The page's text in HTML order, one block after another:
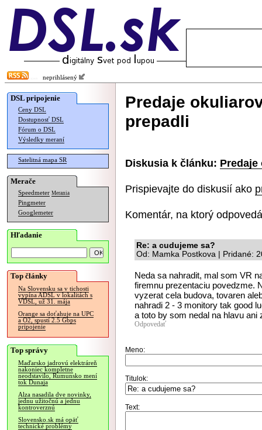
neprihlásený
DSL pripojenie
Ceny DSL
Dostupnosť DSL
Fórum o DSL
Výsledky meraní
Satelitná mapa SR
Merače
Speedmeter Merania
Pingmeter
Googlemeter
Hľadanie
Top články
Na Slovensku sa v tichosti
vypína ADSL v lokalitách s
VDSL, už 31. mája
Orange sa doťahuje na UPC
a O2, spustí 2.5 Gbps
pripojenie
Top správy
Maďarsko jadrovú elektráreň
nakoniec kompletne
neodstavilo, Rumunsko mení
tok Dunaja
Alza nasadila dve novinky,
jednu užitočnú a jednu
kontroverznú
Slovensko.sk má opäť
technické problémy
Predaje
prepadli
Diskusia k článku:
Prispievajte do diskusií ako
Komentár, na ktorý
Re: a cudujeme sa?
Od: Mamka Postkova | Pridané:
Neda sa nahradit, mal som VR
firemnu prezentaciu povedzme.
vyzerat cela budova, tovaren
nahradi 2 - 3 monitory tak good
a toto by som nedal na hlavu ani
Odpovedať
Meno:
Titulok:
Text: